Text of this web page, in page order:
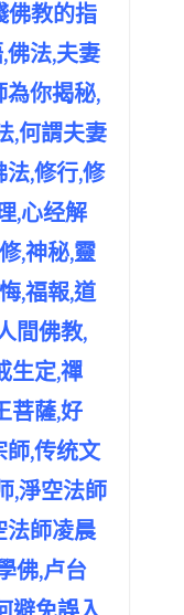
佛教的指
佛法,夫妻
為你揭秘,
,何謂夫妻
法,修行,修
,心经解
,神秘,靈
,福報,道
間佛教,
生定,禪
菩薩,好
師,传统文
,淨空法師
法師凌晨
佛,卢台
避免誤入